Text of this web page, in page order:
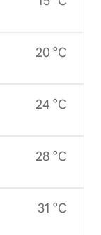
20 °C
24 °C
28 °C
31 °C